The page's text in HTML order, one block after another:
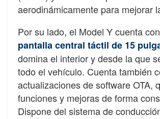
aerodinámicamente para mejorar
Por su lado, el Model Y cuenta
pantalla central táctil de 15
domina el interior y desde la que
todo el vehículo. Cuenta también
actualizaciones de software OTA,
funciones y mejoras de forma
Dispone del sistema de